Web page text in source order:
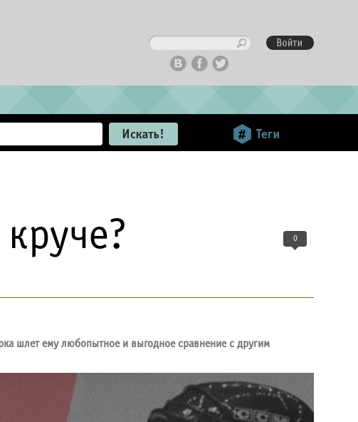
0
шлет ему любопытное и выгодное сравнение с другим